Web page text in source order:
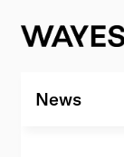
News